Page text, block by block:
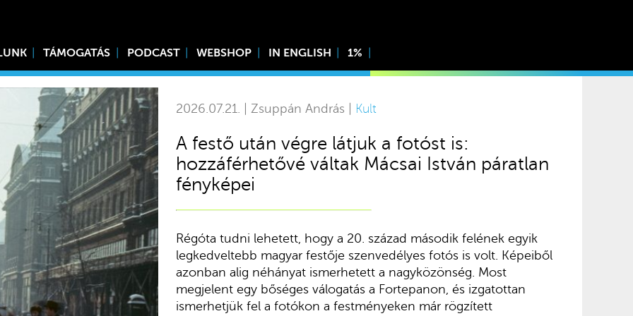
TÁMOGATÁS PODCAST WEBSHOP IN ENGLISH 1%
2026.07.21. | Zsuppán András | Kult
A festő után végre látjuk a fotóst is:
hozzáférhetővé váltak Mácsai István páratlan
fényképei
Régóta tudni lehetett, hogy a 20. század második felének egyik
legkedveltebb magyar festője szenvedélyes fotós is volt. Képeiből
azonban alig néhányat ismerhetett a nagyközönség. Most
megjelent egy bőséges válogatás a Fortepanon, és izgatottan
ismerhetjük fel a fotókon a festményeken már rögzített